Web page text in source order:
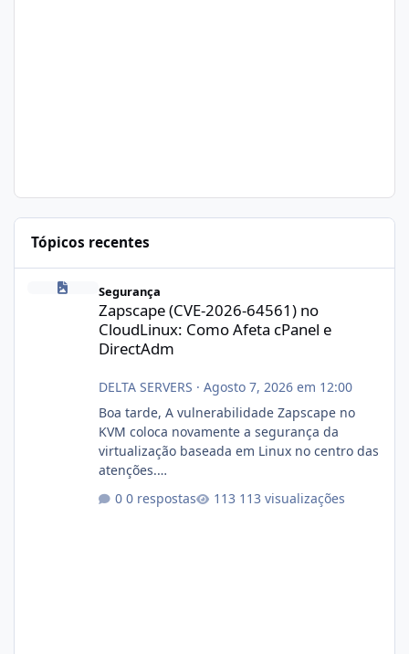
Tópicos recentes
Segurança
Zapscape (CVE-2026-64561) no
CloudLinux: Como Afeta cPanel e
DirectAdm
DELTA SERVERS · Agosto 7, 2026 em 12:00
Boa tarde, A vulnerabilidade Zapscape no
KVM coloca novamente a segurança da
virtualização baseada em Linux no centro das
atenções.
xjx23zz5f Criamos uma breve explicação:
0 respostas 113 visualizações